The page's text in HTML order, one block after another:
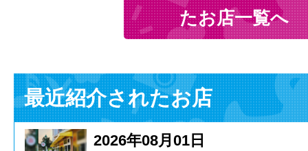
たお店一覧へ
最近紹介されたお店
2026年08月01日